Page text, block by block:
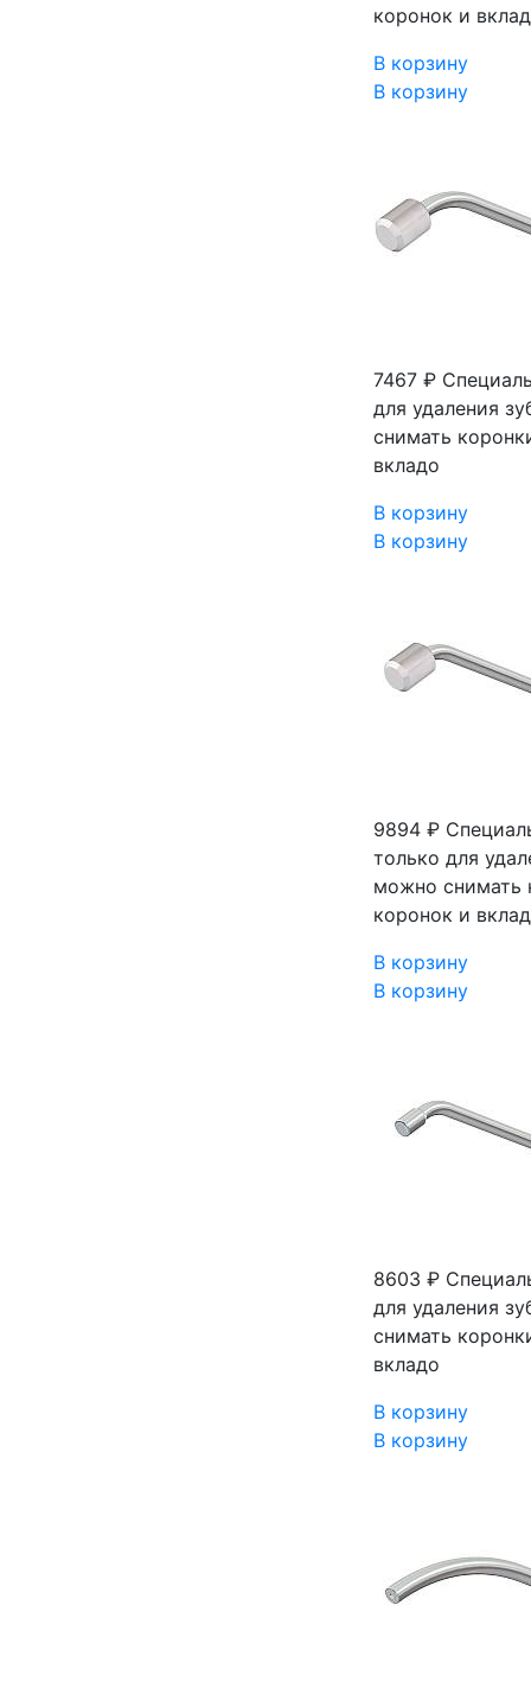
коронок и
В корзину
В корзину
7467 ₽
для удаления
снимать
вкладо
В корзину
В корзину
9894 ₽
только для
можно снимать
коронок и
В корзину
В корзину
8603 ₽
для удаления
снимать
вкладо
В корзину
В корзину